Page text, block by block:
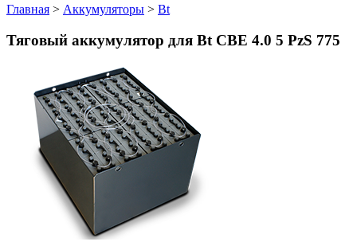
Главная > Аккумуляторы > Bt
Тяговый аккумулятор для Bt CBE 4.0 5 PzS 775